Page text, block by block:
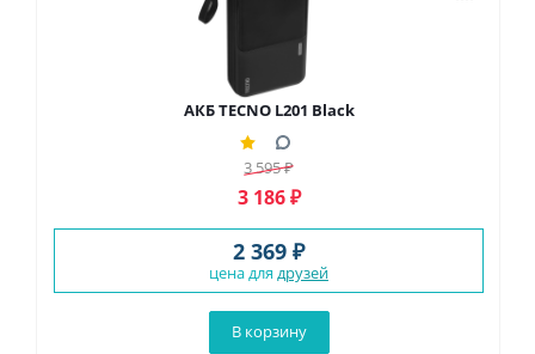
АКБ TECNO L201 Black
3 595₽
3 186₽
2 369 ₽
цена для друзей
В корзину